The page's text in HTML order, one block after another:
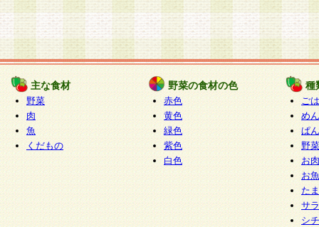
主な食材
野菜
肉
魚
くだもの
野菜の食材の色
赤色
黄色
緑色
紫色
白色
種
ご
めん
ぱん
野
お
お
た
サ
シ